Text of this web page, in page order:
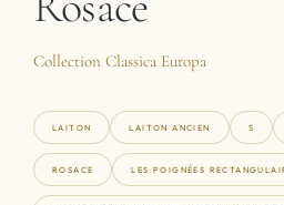
Collection Classica Europa
LAITON LAITON ANCIEN S
ROSACE LES POIGNÉES